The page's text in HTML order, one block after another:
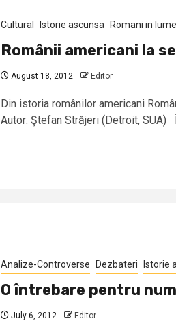
Cultural Istorie ascunsa Romani in lume
Românii americani la
August 18, 2012 Editor
Din istoria românilor americani
Autor: Ştefan Străjeri (Detroit, SUA)
Analize-Controverse Dezbateri Istorie
O întrebare pentru
July 6, 2012 Editor